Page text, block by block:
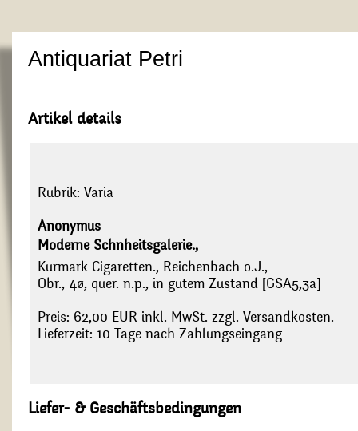
Antiquariat Petri
Artikel details
Rubrik: Varia
Anonymus
Moderne Schnheitsgalerie.,
Kurmark Cigaretten., Reichenbach o.J.,
Obr., 4ø, quer. n.p., in gutem Zustand [GSA5,3a]
Preis: 62,00 EUR inkl. MwSt. zzgl. Versandkosten.
Lieferzeit: 10 Tage nach Zahlungseingang
Liefer- & Geschäftsbedingungen